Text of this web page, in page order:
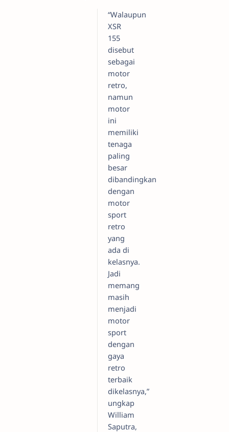
“Walaupun
XSR
155
disebut
sebagai
motor
retro,
namun
motor
ini
memiliki
tenaga
paling
besar
dibandingkan
dengan
motor
sport
retro
yang
ada di
kelasnya.
Jadi
memang
masih
menjadi
motor
sport
dengan
gaya
retro
terbaik
dikelasnya,”
ungkap
William
Saputra,